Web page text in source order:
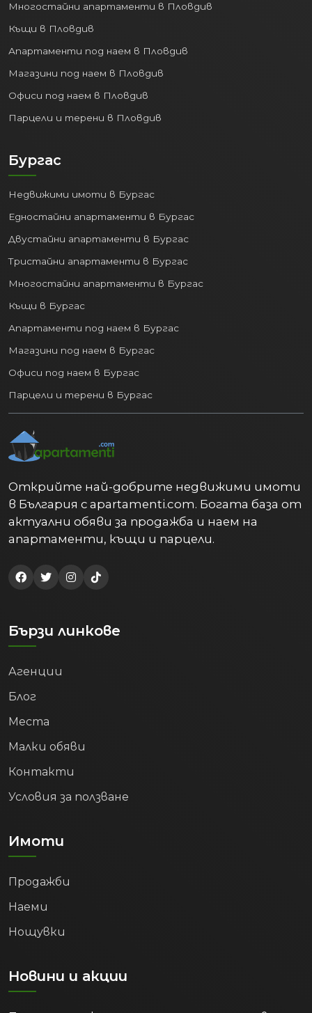
предпазвайки инвестицията ви от
обезценяване.
3. Бизнес експанзия и
чуждестранни
инвестиции
Когато големият бизнес расте, расте
областта е скочил от 27.9 милиарда
само за 5 години. В
същото време чуждестранните преки
инвестиции достигат над
разглеждания период.
изграждането на нови офис сгради,
логистични центрове и
производствени бази. Всичко това
най-вече – жилища за хората, които
управляват и работят в тези бизнеси.
4. Образован и
перспективен профил на
населението
Пловдив е водещ университетски
център, което не само осигурява
постоянен поток от студенти (и
търсене на квартири), но и задържа
завършването им. Данните на НСИ
показват забележителна тенденция:
от 26.4% през 2020 г. на
привлича високотехнологични
развойна дейност), които предлагат
високи възнаграждения. Резултатът е
която търси ново строителство,
модерни комплекси от затворен тип и
Цифрите са категорични – Пловдив
преживява икономически ренесанс.
над 65%), рекордно ниска безработица
(2.4%), огромен ръст в бизнес
тепетата в един от най-сигурните и
доходоносни пазари на недвижими
имоти в България.
Многостайни апартаменти в Пловдив
Къщи в Пловдив
Апартаменти под наем в Пловдив
Магазини под наем в Пловдив
Офиси под наем в Пловдив
Парцели и терени в Пловдив
Бургас
Недвижими имоти в Бургас
Едностайни апартаменти в Бургас
Двустайни апартаменти в Бургас
Тристайни апартаменти в Бургас
Многостайни апартаменти в Бургас
Къщи в Бургас
Апартаменти под наем в Бургас
Магазини под наем в Бургас
Офиси под наем в Бургас
Парцели и терени в Бургас
Открийте най-добрите недвижими имоти
в България с apartamenti.com. Богата база от
актуални обяви за продажба и наем на
апартаменти, къщи и парцели.
Бързи линкове
Агенции
Блог
Места
Малки обяви
Контакти
Условия за ползване
Имоти
Продажби
Наеми
Нощувки
Новини и акции